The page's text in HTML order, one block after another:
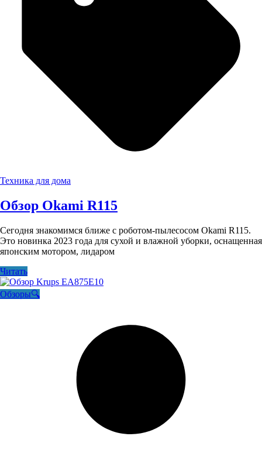
Техника для дома
Обзор Okami R115
Сегодня знакомимся ближе с роботом-пылесосом Okami R115.
Это новинка 2023 года для сухой и влажной уборки, оснащенная
японским мотором, лидаром
Читать
Обзоры🔍